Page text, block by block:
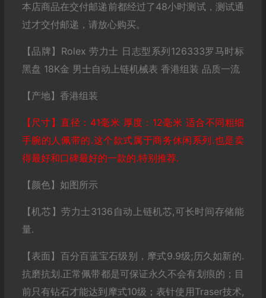
本店商品在交付邮递前都经过了48小时测试，测试通
过才交付邮递，请放心购买。
【品牌】Rolex 劳力士 日志型系列126333罗马时标
黑盘 18K金 男士自动上链机械表 香港组装 品质一流
【产地】香港组装
【尺寸】直径：41毫米 厚度：12毫米 适合不同粗细
手腕的人佩带的.这个款式属于商务休闲系列.也是卖
得最好和口碑最好的一款的.特别推荐.
【颜色】如图所示
【机芯】劳力士3136自动上链机芯,可长时间存储能
量.
【表面】百分百蓝宝石级别，摩式9.9级;历久如新的.
抗磨抗划.正常佩带都是可保证永久不会有划痕的；目
前只有钻石才能达到摩式10级；表针使用Traser技术,